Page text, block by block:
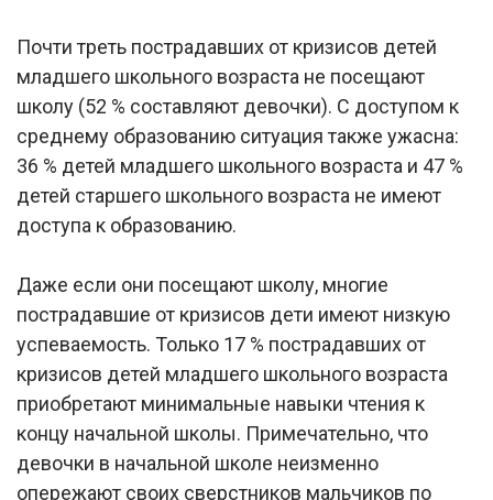
Почти треть пострадавших от кризисов детей
младшего школьного возраста не посещают
школу (52 % составляют девочки). С доступом к
среднему образованию ситуация также ужасна:
36 % детей младшего школьного возраста и 47 %
детей старшего школьного возраста не имеют
доступа к образованию.
Даже если они посещают школу, многие
пострадавшие от кризисов дети имеют низкую
успеваемость. Только 17 % пострадавших от
кризисов детей младшего школьного возраста
приобретают минимальные навыки чтения к
концу начальной школы. Примечательно, что
девочки в начальной школе неизменно
опережают своих сверстников мальчиков по